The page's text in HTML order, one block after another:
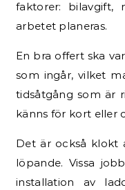
faktorer: bilavgift,
arbetet planeras.
En bra offert ska
som ingår, vilket
tidsåtgång som är
känns för kort eller
Det är också klokt
löpande. Vissa
installation av